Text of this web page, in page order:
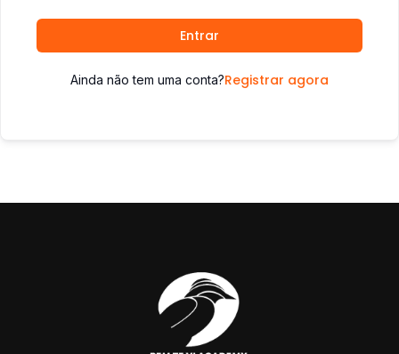
Entrar
Ainda não tem uma conta?Registrar agora